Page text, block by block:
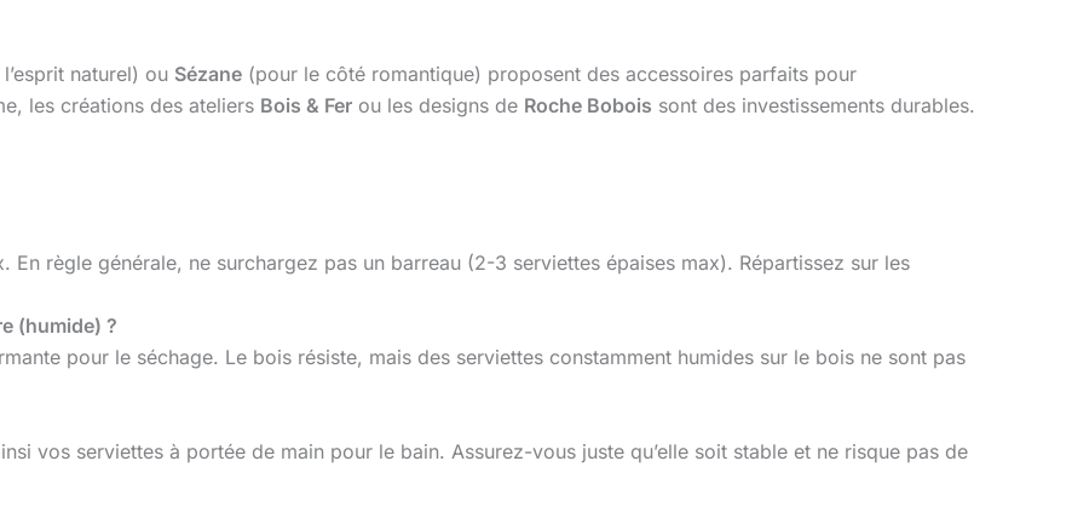
naturel) ou Sézane (pour le côté romantique) proposent des accessoires parfaits pour
les créations des ateliers Bois & Fer ou les designs de Roche Bobois sont des investissements durables.
En règle générale, ne surchargez pas un barreau (2-3 serviettes épaises max). Répartissez sur les
(humide) ?
pour le séchage. Le bois résiste, mais des serviettes constamment humides sur le bois ne sont pas
vos serviettes à portée de main pour le bain. Assurez-vous juste qu’elle soit stable et ne risque pas de